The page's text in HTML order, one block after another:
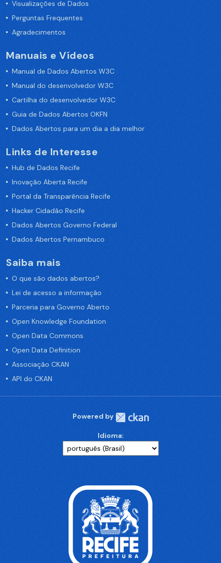
Visualizações de Dados
Perguntas Frequentes
Agradecimentos
Manuais e Vídeos
Manual de Dados Abertos W3C
Manual do desenvolvedor W3C
Cartilha do desenvolvedor W3C
Guia de Dados Abertos OKFN
Dados Abertos para um dia a dia melhor
Links de Interesse
Hub de Dados Recife
Inovação Aberta Recife
Portal da Transparência Recife
Hacker Cidadão Recife
Dados Abertos Governo Federal
Dados Abertos Pernambuco
Saiba mais
O que são dados abertos?
Lei de acesso a informação
Parceria para Governo Aberto
Open Knowledge Foundation
Open Data Commons
Open Data Definition
Associação CKAN
API do CKAN
Powered by
Idioma